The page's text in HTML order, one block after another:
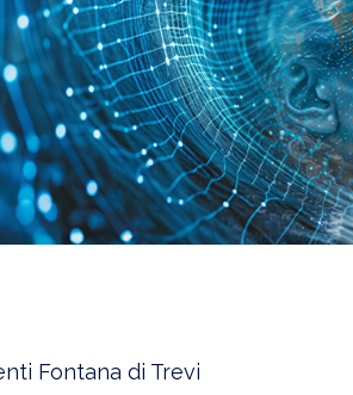
Fontana di Trevi